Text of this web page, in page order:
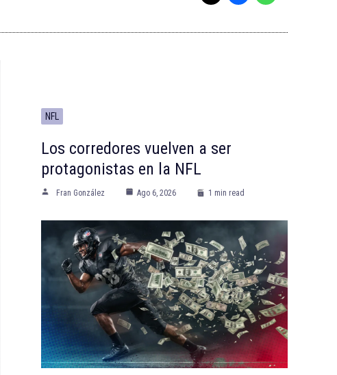
NFL
Los corredores vuelven a ser
protagonistas en la NFL
Fran González Ago 6, 2026 1 min read